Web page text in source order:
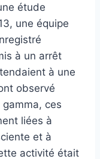
étude
une équipe
à un arrêt
à une
observé
gamma, ces
liées à
et à
activité était